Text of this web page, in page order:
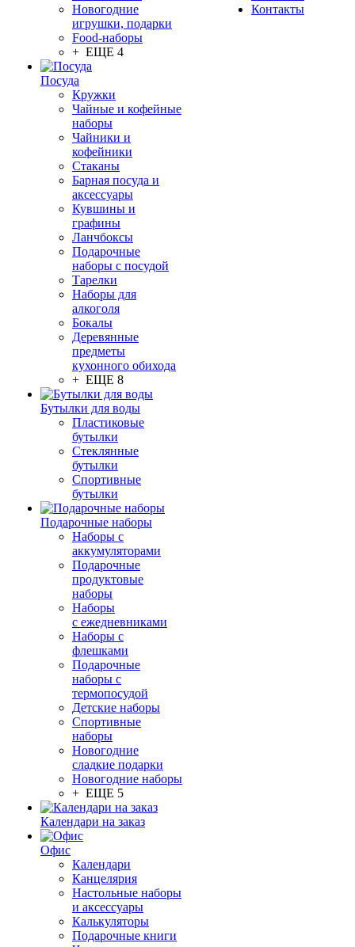
Новогодние
игрушки, подарки
Food-наборы
+ ЕЩЕ 4
Посуда
Кружки
Чайные и кофейные
наборы
Чайники и
кофейники
Стаканы
Барная посуда и
аксессуары
Кувшины и
графины
Ланчбоксы
Подарочные
наборы с посудой
Тарелки
Наборы для
алкоголя
Бокалы
Деревянные
предметы
кухонного обихода
+ ЕЩЕ 8
Бутылки для воды
Пластиковые
бутылки
Стеклянные
бутылки
Спортивные
бутылки
Подарочные наборы
Наборы с
аккумуляторами
Подарочные
продуктовые
наборы
Наборы
с ежедневниками
Наборы с
флешками
Подарочные
наборы с
термопосудой
Детские наборы
Спортивные
наборы
Новогодние
сладкие подарки
Новогодние наборы
+ ЕЩЕ 5
Календари на заказ
Офис
Календари
Канцелярия
Настольные наборы
и аксессуары
Калькуляторы
Подарочные книги
Контакты